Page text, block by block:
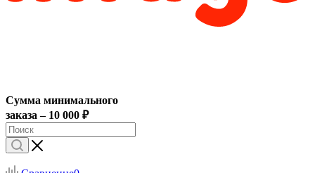
Сумма минимального
заказа – 10 000 ₽